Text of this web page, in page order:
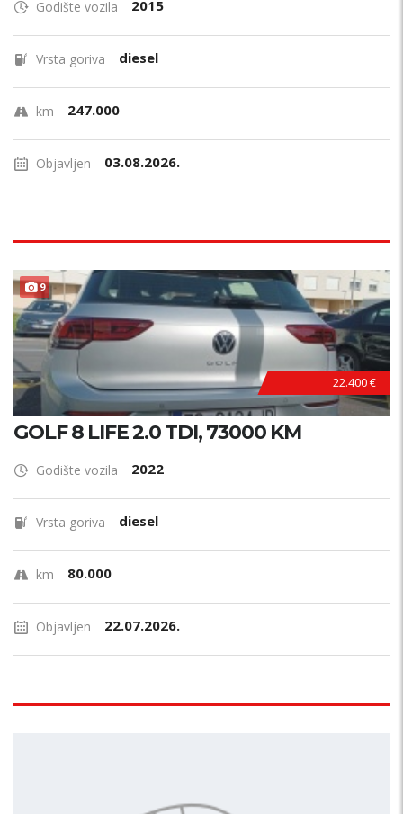
Godište vozila 2015
Vrsta goriva diesel
km 247.000
Objavljen 03.08.2026.
9
22.400 €
GOLF 8 LIFE 2.0 TDI, 73000 KM
Godište vozila 2022
Vrsta goriva diesel
km 80.000
Objavljen 22.07.2026.